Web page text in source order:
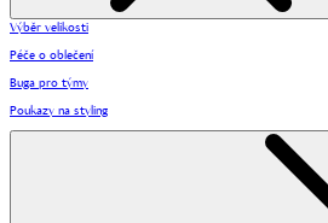
Výběr velikosti
Péče o oblečení
Buga pro týmy
Poukazy na styling